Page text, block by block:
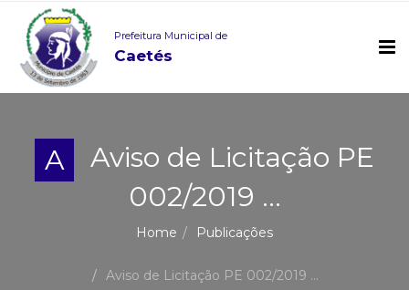
Prefeitura Municipal de
Caetés
A
Aviso de Licitação PE
002/2019 ...
Home Publicações
Aviso de Licitação PE 002/2019 ...